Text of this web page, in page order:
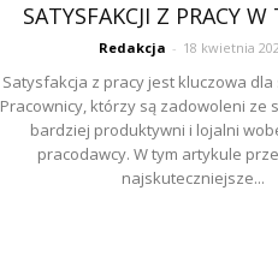
SATYSFAKCJI Z PRACY W
Redakcja - 18 kwietnia
Satysfakcja z pracy jest kluczowa
Pracownicy, którzy są zadowoleni ze
bardziej produktywni i lojalni
pracodawcy. W tym artykule
najskuteczniejsze...